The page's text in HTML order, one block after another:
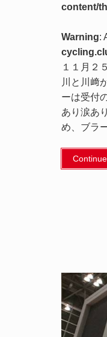
content/
Warning:
１１月２
川と川﨑
ーは受付
あり涙あ
め、ブラ